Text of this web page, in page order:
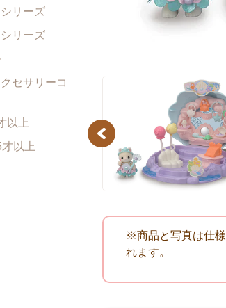
リーズ
リーズ
セサリーコ
以上
以上
Previous
※商品と写真は仕
れます。